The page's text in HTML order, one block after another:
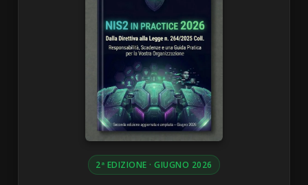
2ª EDIZIONE · GIUGNO 2026